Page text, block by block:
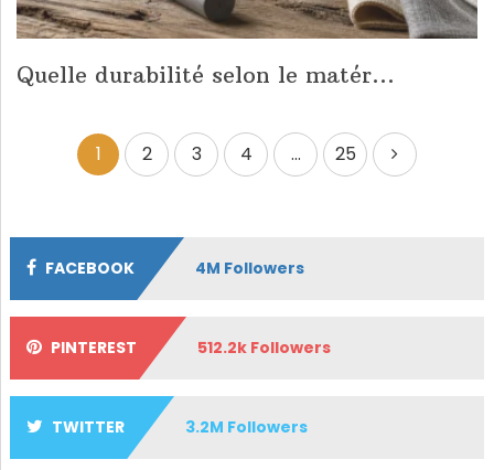
Quelle durabilité selon le matér...
Pagination
1 2 3 4 … 25
FACEBOOK 4M Followers
PINTEREST 512.2k Followers
TWITTER 3.2M Followers